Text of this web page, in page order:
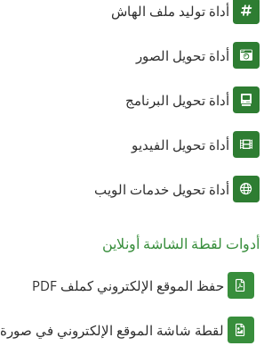
أداة توليد ملف الهاش
أداة تحويل الصور
أداة تحويل البرنامج
أداة تحويل الفيديو
أداة تحويل خدمات الويب
أدوات لقطة الشاشة أونلاين
حفظ الموقع الإلكتروني كملف PDF
لقطة شاشة الموقع الإلكتروني في صورة JPG